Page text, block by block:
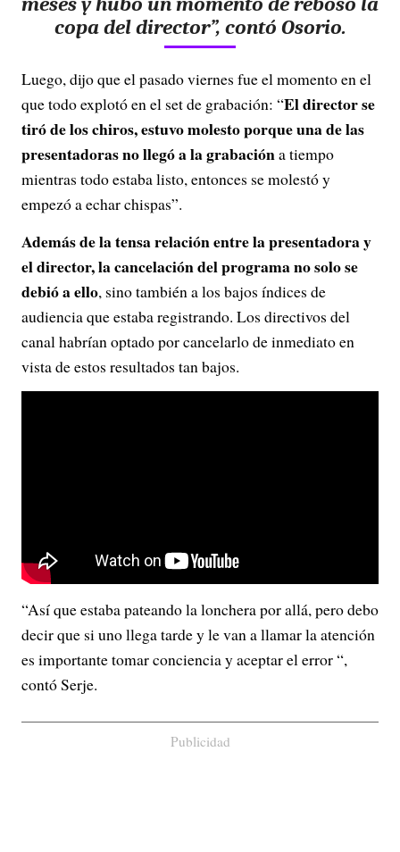
copa del director”, contó Osorio.
Luego, dijo que el pasado viernes fue el momento en el
que todo explotó en el set de grabación: “El director se
tiró de los chiros, estuvo molesto porque una de las
presentadoras no llegó a la grabacióna tiempo
mientras todo estaba listo, entonces se molestó y
empezó a echar chispas”.
Además de la tensa relación entre la presentadora y
el director, la cancelación del programa no solo se
debió a ello, sino también a los bajos índices de
audiencia que estaba registrando. Los directivos del
canal habrían optado por cancelarlo de inmediato en
vista de estos resultados tan bajos.
“Así que estaba pateando la lonchera por allá, pero debo
decir que si uno llega tarde y le van a llamar la atención
es importante tomar conciencia y aceptar el error “,
contó Serje.
Publicidad